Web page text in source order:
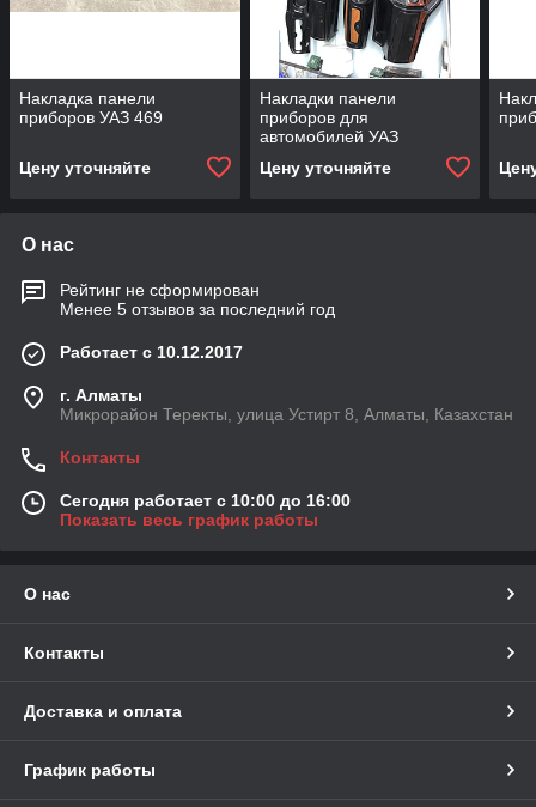
Накладка панели
приборов УАЗ 469
Цену уточняйте
Накладки панели
приборов для
автомобилей УАЗ
Цену уточняйте
О нас
Рейтинг не сформирован
Менее 5 отзывов за последний год
Работает с 10.12.2017
г. Алматы
Микрорайон Теректы, улица Устирт 8, Алматы, Казахстан
Контакты
Сегодня работает с 10:00 до 16:00
Показать весь график работы
О нас
Контакты
Доставка и оплата
График работы